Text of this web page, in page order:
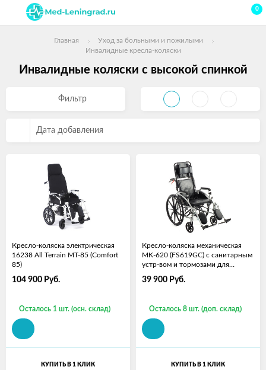
0
Главная
Уход за больными и пожилыми
Инвалидные кресла-коляски
Инвалидные коляски с высокой спинкой
Фильтр
Дата добавления
Кресло-коляска электрическая
16238 All Terrain MT-85 (Comfort
85)
104 900 Руб.
Осталось 1 шт. (осн. склад)
КУПИТЬ В 1 КЛИК
Кресло-коляска механическая
MK-620 (FS619GC) с санитарным
устр-вом и тормозами для
сопровожд (46 см)
39 900 Руб.
Осталось 8 шт. (доп. склад)
КУПИТЬ В 1 КЛИК